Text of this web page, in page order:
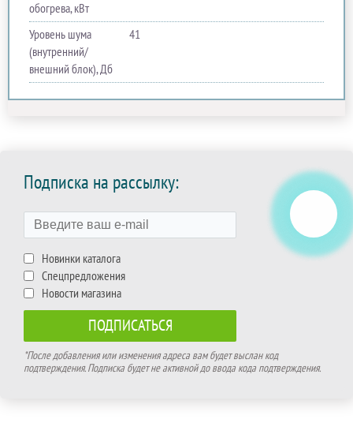
обогрева, кВт
Уровень шума
(внутренний/
внешний блок), Дб
41
Подписка на рассылку:
Новинки каталога
Спецпредложения
Новости магазина
*После добавления или изменения адреса вам будет выслан код
подтверждения. Подписка будет не активной до ввода кода подтверждения.